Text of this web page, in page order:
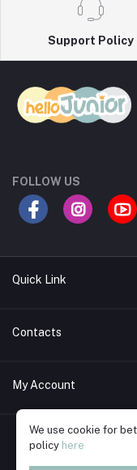
Support Policy
FOLLOW US
Quick Link
Return Policy
Support Policy
Privacy Policy
Contacts
Address
Phone
01730589982
My Account
Login
Order History
We use cookie for
policy here